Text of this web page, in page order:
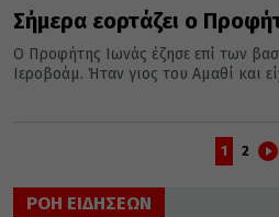
Σήμερα εορτάζει ο
Ο Προφήτης Ιωνάς έζησε επί των
Ιεροβοάμ. Ήταν γιος του Αμαθί και
1 2
ΡΟΗ ΕΙΔΗΣΕΩΝ